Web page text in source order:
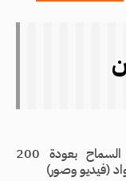
عطوة عشائرية بمقتل ماجدة العجارمة.. السماح بعودة 200
(فيديو وصور)